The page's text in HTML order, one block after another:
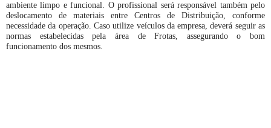
ambiente limpo e funcional. O profissional será responsável também pelo
deslocamento de materiais entre Centros de Distribuição, conforme
necessidade da operação. Caso utilize veículos da empresa, deverá seguir as
normas estabelecidas pela área de Frotas, assegurando o bom
funcionamento dos mesmos.